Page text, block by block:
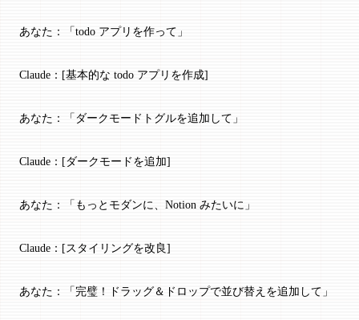
あなた：「todo アプリを作って」
Claude：[基本的な todo アプリを作成]
あなた：「ダークモードトグルを追加して」
Claude：[ダークモードを追加]
あなた：「もっとモダンに、Notion みたいに」
Claude：[スタイリングを改良]
あなた：「完璧！ドラッグ＆ドロップで並び替えを追加して」